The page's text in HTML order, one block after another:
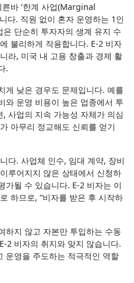
바 ‘한계 사업(Marginal
다. 직원 없이 혼자 운영하는 1인
단순히 투자자의 생계 유지 수
불리하게 작용합니다. E-2 비자
라, 미국 내 고용 창출과 경제 활
.
게 낮은 경우도 문제입니다. 예를
와 운영 비용이 높은 업종에서 투
사업의 지속 가능성 자체가 의심
아무리 정교해도 신뢰를 얻기
다. 사업체 인수, 임대 계약, 장비
루어지지 않은 상태에서 신청하
가될 수 있습니다. E-2 비자는 이
하므로, “비자를 받은 후 시작하
하지 않고 자본만 투입하는 수동
2 비자의 취지와 맞지 않습니다.
운영을 주도하는 적극적인 역할